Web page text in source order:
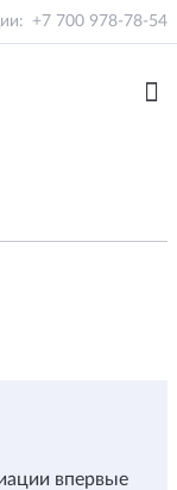
+7 700 978-78-54
впервые